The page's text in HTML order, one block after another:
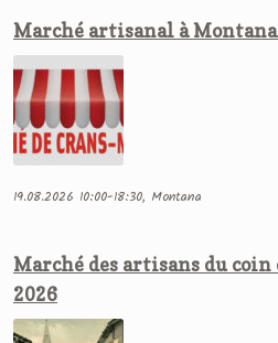
Marché artisanal à Montana
19.08.2026 10:00-18:30, Montana
Marché des artisans du
2026